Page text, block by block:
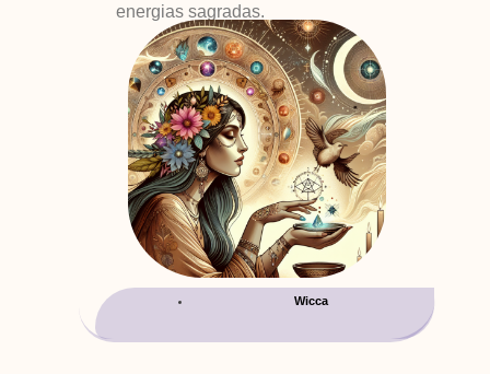
energias sagradas.
Wicca